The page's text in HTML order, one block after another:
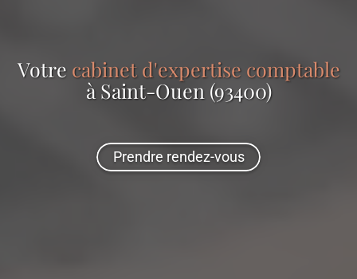
Votre cabinet d'expertise comptable
à Saint-Ouen (93400)
Prendre rendez-vous